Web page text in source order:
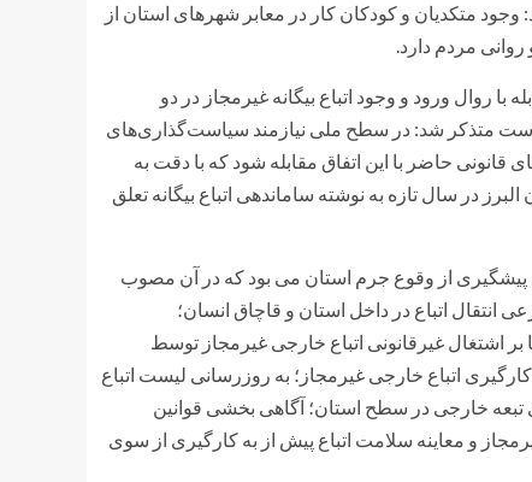
وجود متکدیان و کودکان کار در معابر شهر‌های استان از
مردم دارد.
روال ورود و وجود اتباع بیگانه غیرمجاز در دو
است متذکر شد: در سطح ملی نیازمند سیاست‌گذاری‌های
حاضر با این اتفاق مقابله شود که با دقت به
در سال تازه به نوشته ساماندهی اتباع بیگانه تعلق
سال جاری شورای پیشگیری از وقوع جرم استان می بود که در آن مصوب
اتباع در داخل استان و قاچاق انسان؛
اشتغال غیرقانونی اتباع خارجی غیرمجاز توسط
اتباع خارجی غیرمجاز؛ به روزرسانی لیست اتباع
خارجی در سطح استان؛ آگاهی بخشی قوانین
و معاینه سلامت اتباع پیش از به کارگیری از سوی